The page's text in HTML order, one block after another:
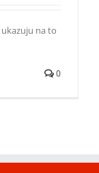
na to
0